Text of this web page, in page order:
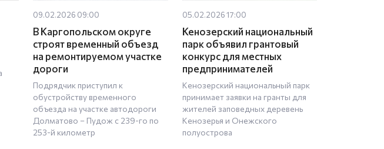
09.02.2026 09:00
В Каргопольском округе
строят временный объезд
на ремонтируемом участке
дороги
Подрядчик приступил к
обустройству временного
объезда на участке автодороги
Долматово – Пудож с 239-го по
253-й километр
05.02.2026 17:00
Кенозерский национальный
парк объявил грантовый
конкурс для местных
предпринимателей
Кенозерский национальный парк
принимает заявки на гранты для
жителей заповедных деревень
Кенозерья и Онежского
полуострова